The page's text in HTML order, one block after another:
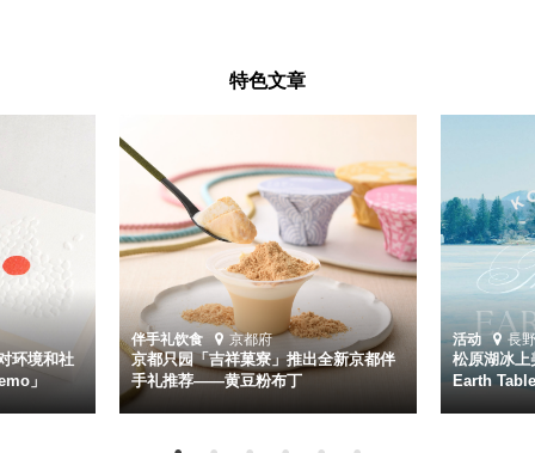
特色文章
环境和社
」
伴手礼饮食 京都府
京都只园「吉祥菓寮」推出全新京都伴
手礼推荐——黄豆粉布丁
活动 長
松原湖冰
Earth